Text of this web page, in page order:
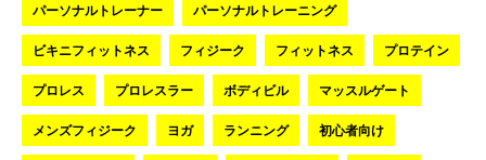
パーソナルトレーナー パーソナルトレーニング
ビキニフィットネス フィジーク フィットネス プロテイン
プロレス プロレスラー ボディビル マッスルゲート
メンズフィジーク ヨガ ランニング 初心者向け